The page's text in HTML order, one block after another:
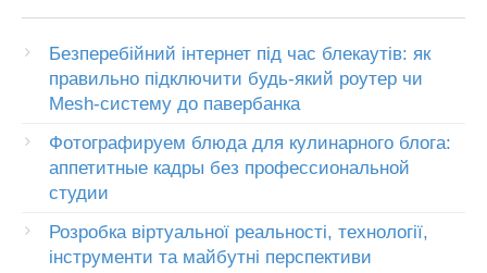
Безперебійний інтернет під час блекаутів: як
правильно підключити будь-який роутер чи
Mesh-систему до павербанка
Фотографируем блюда для кулинарного блога:
аппетитные кадры без профессиональной
студии
Розробка віртуальної реальності, технології,
інструменти та майбутні перспективи